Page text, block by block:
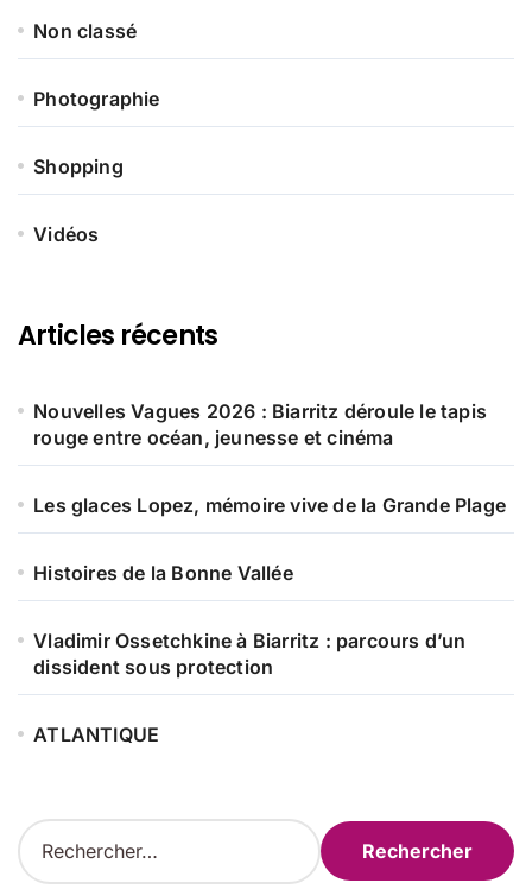
Non classé
Photographie
Shopping
Vidéos
Articles récents
Nouvelles Vagues 2026 : Biarritz déroule le tapis
rouge entre océan, jeunesse et cinéma
Les glaces Lopez, mémoire vive de la Grande Plage
Histoires de la Bonne Vallée
Vladimir Ossetchkine à Biarritz : parcours d’un
dissident sous protection
ATLANTIQUE
R
e